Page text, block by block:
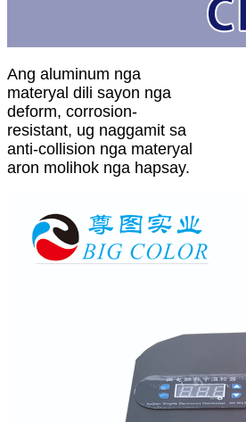
Ang aluminum nga
materyal dili sayon ​​nga
deform, corrosion-
resistant, ug naggamit sa
anti-collision nga materyal
aron molihok nga hapsay.